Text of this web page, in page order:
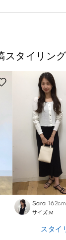
スタイリング
Sara 162cm
サイズ:M
スタイ